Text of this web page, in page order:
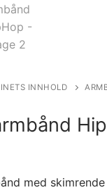
INNHOLD
med